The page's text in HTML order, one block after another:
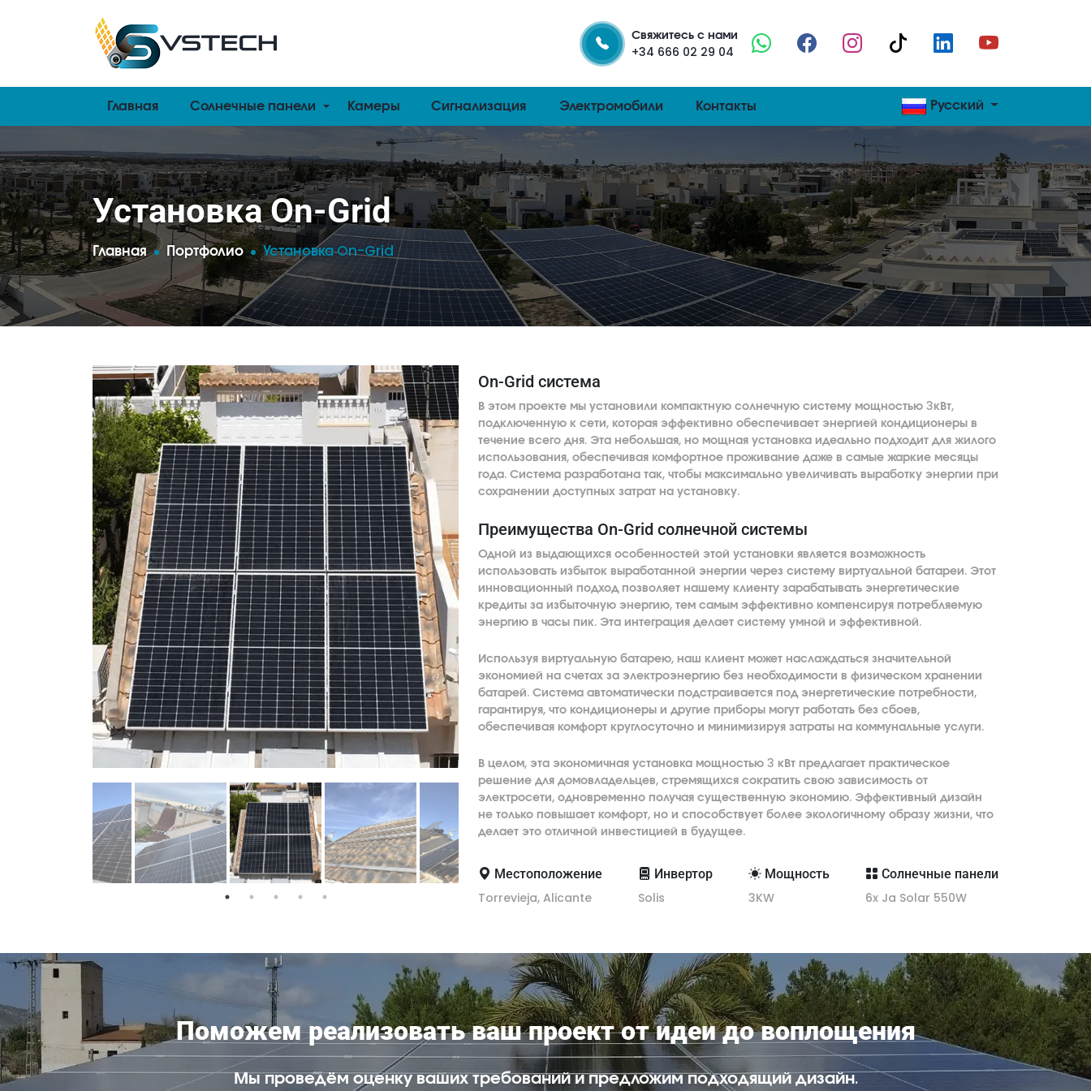
Свяжитесь с нами
+34 666 02 29 04
Главная Солнечные панели Камеры Сигнализация Электромобили Контакты Русский
Установка On-Grid
Главная Портфолио Установка On-Grid
On-Grid система
В этом проекте мы установили компактную солнечную систему мощностью 3кВт,
подключенную к сети, которая эффективно обеспечивает энергией кондиционеры в
течение всего дня. Эта небольшая, но мощная установка идеально подходит для жилого
использования, обеспечивая комфортное проживание даже в самые жаркие месяцы
года. Система разработана так, чтобы максимально увеличивать выработку энергии при
сохранении доступных затрат на установку.
Преимущества On-Grid солнечной системы
Одной из выдающихся особенностей этой установки является возможность
использовать избыток выработанной энергии через систему виртуальной батареи. Этот
инновационный подход позволяет нашему клиенту зарабатывать энергетические
кредиты за избыточную энергию, тем самым эффективно компенсируя потребляемую
энергию в часы пик. Эта интеграция делает систему умной и эффективной.
Используя виртуальную батарею, наш клиент может наслаждаться значительной
экономией на счетах за электроэнергию без необходимости в физическом хранении
батарей. Система автоматически подстраивается под энергетические потребности,
гарантируя, что кондиционеры и другие приборы могут работать без сбоев,
обеспечивая комфорт круглосуточно и минимизируя затраты на коммунальные услуги.
В целом, эта экономичная установка мощностью 3 кВт предлагает практическое
решение для домовладельцев, стремящихся сократить свою зависимость от
электросети, одновременно получая существенную экономию. Эффективный дизайн
не только повышает комфорт, но и способствует более экологичному образу жизни, что
делает это отличной инвестицией в будущее.
Местоположение
Torrevieja, Alicante
Инвертор
Solis
Мощность
3KW
Солнечные панели
6x Ja Solar 550W
Поможем реализовать ваш проект от идеи до воплощения
Мы проведём оценку ваших требований и предложим подходящий дизайн.